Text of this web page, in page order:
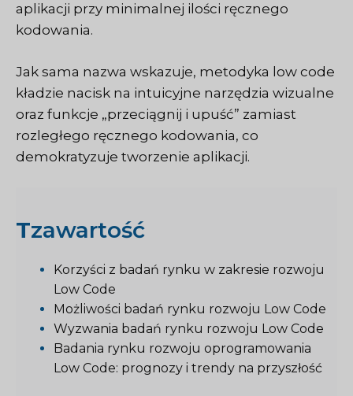
aplikacji przy minimalnej ilości ręcznego
kodowania.
Jak sama nazwa wskazuje, metodyka low code
kładzie nacisk na intuicyjne narzędzia wizualne
oraz funkcje „przeciągnij i upuść” zamiast
rozległego ręcznego kodowania, co
demokratyzuje tworzenie aplikacji.
Tzawartość
Korzyści z badań rynku w zakresie rozwoju
Low Code
Możliwości badań rynku rozwoju Low Code
Wyzwania badań rynku rozwoju Low Code
Badania rynku rozwoju oprogramowania
Low Code: prognozy i trendy na przyszłość